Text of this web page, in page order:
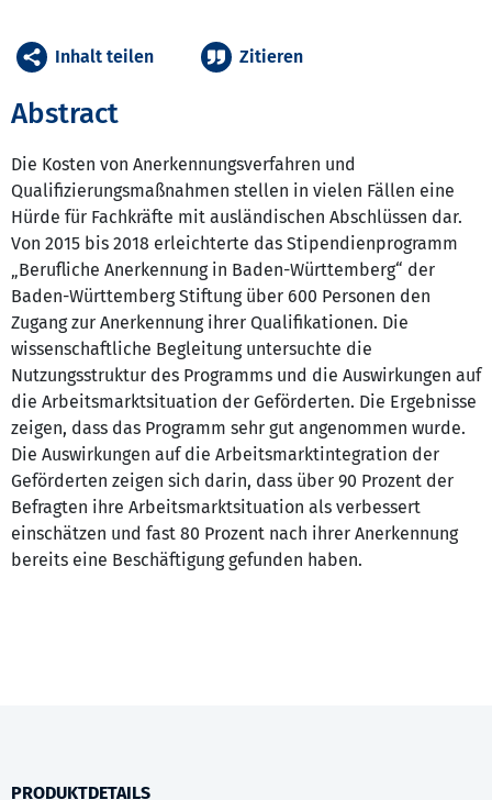
Abstract
Die Kosten von Anerkennungsverfahren und
Qualifizierungsmaßnahmen stellen in vielen Fällen eine
Hürde für Fachkräfte mit ausländischen Abschlüssen dar.
Von 2015 bis 2018 erleichterte das Stipendienprogramm
„Berufliche Anerkennung in Baden-Württemberg“ der
Baden-Württemberg Stiftung über 600 Personen den
Zugang zur Anerkennung ihrer Qualifikationen. Die
wissenschaftliche Begleitung untersuchte die
Nutzungsstruktur des Programms und die Auswirkungen auf
die Arbeitsmarktsituation der Geförderten. Die Ergebnisse
zeigen, dass das Programm sehr gut angenommen wurde.
Die Auswirkungen auf die Arbeitsmarktintegration der
Geförderten zeigen sich darin, dass über 90 Prozent der
Befragten ihre Arbeitsmarktsituation als verbessert
einschätzen und fast 80 Prozent nach ihrer Anerkennung
bereits eine Beschäftigung gefunden haben.
Inhalt teilen Zitieren
PRODUKTDETAILS